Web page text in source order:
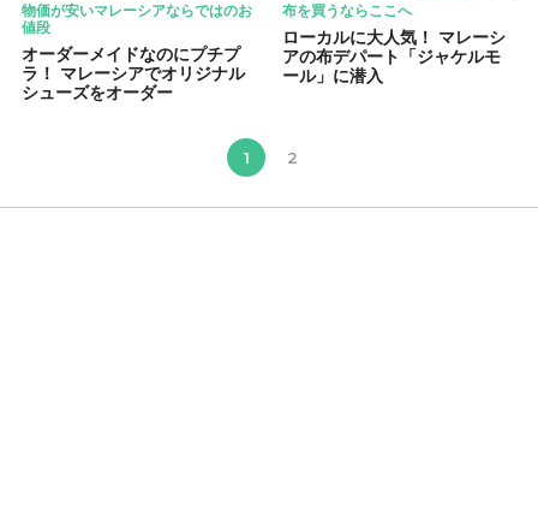
物価が安いマレーシアならではのお
値段
オーダーメイドなのにプチプ
ラ！ マレーシアでオリジナル
シューズをオーダー
布を買うならここへ
ローカルに大人気！ マレーシ
アの布デパート「ジャケルモ
ール」に潜入
1 2